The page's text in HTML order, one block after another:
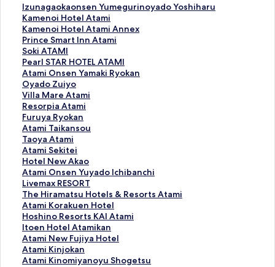
Izunagaokaonsen Yumegurinoyado Yoshiharu
I
z
u
n
a
g
a
o
k
a
o
n
s
e
n
Y
u
m
e
g
u
r
i
n
Kamenoi Hotel Atami
K
a
m
e
n
o
i
H
o
t
e
l
A
t
a
m
i
페
이
지
를
여
는
Kamenoi Hotel Atami Annex
K
a
m
e
n
o
i
H
o
t
e
l
A
t
a
m
i
A
n
n
e
x
Prince Smart Inn Atami
P
r
i
n
c
e
S
m
a
r
t
I
n
n
A
t
a
m
i
페
이
Soki ATAMI
S
o
k
i
A
T
A
M
I
페
이
지
를
여
는
링
크
Pearl STAR HOTEL ATAMI
P
e
a
r
l
S
T
A
R
H
O
T
E
L
A
T
A
M
I
Atami Onsen Yamaki Ryokan
A
t
a
m
i
O
n
s
e
n
Y
a
m
a
k
i
R
y
Oyado Zuiyo
O
y
a
d
o
Z
u
i
y
o
페
이
지
를
여
는
링
Villa Mare Atami
V
i
l
l
a
M
a
r
e
A
t
a
m
i
페
이
Resorpia Atami
R
e
s
o
r
p
i
a
A
t
a
m
i
페
이
Furuya Ryokan
F
u
r
u
y
a
R
y
o
k
a
n
페
이
Atami Taikansou
A
t
a
m
i
T
a
i
k
a
n
s
o
Taoya Atami
T
a
o
y
a
A
t
a
m
i
페
이
Atami Sekitei
A
t
a
m
i
S
e
k
i
t
e
Hotel New Akao
H
o
t
e
l
N
e
w
A
k
Atami Onsen Yuyado Ichibanchi
A
t
a
m
i
O
n
s
e
Livemax RESORT
L
i
v
e
m
a
x
R
The Hiramatsu Hotels & Resorts Atami
T
h
e
H
i
r
a
Atami Korakuen Hotel
A
t
a
m
i
K
Hoshino Resorts KAI Atami
H
o
s
h
i
Itoen Hotel Atamikan
I
t
o
e
Atami New Fujiya Hotel
A
t
a
Atami Kinjokan
A
t
Atami Kinomiyanoyu Shogetsu
A